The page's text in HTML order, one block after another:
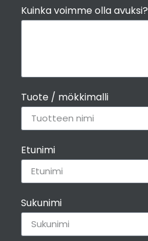
Kuinka voimme olla avuksi?
Tuote / mökkimalli
Etunimi
Sukunimi